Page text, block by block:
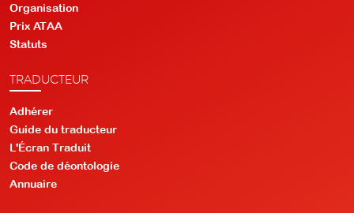
Organisation
Prix ATAA
Statuts
TRADUCTEUR
Adhérer
Guide du traducteur
L'Écran Traduit
Code de déontologie
Annuaire